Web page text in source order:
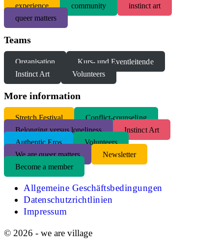
experience community
instinct art
queer matters
Teams
Organisation
Kurs- und Eventleitende
Instinct Art
Volunteers
More information
Stretch Festival
Conflict-counseling
Belonging versus loneliness
Instinct Art
Authentic Eros
Volunteers
We are queer matters
Newsletter
Become a member
Allgemeine Geschäftsbedingungen
Datenschutzrichtlinien
Impressum
© 2026 - we are village